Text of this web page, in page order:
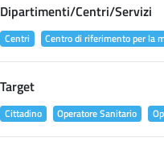
Dipartimenti/Centri/Servizi
Centri Centro di riferimento per la
Target
Cittadino Operatore Sanitario